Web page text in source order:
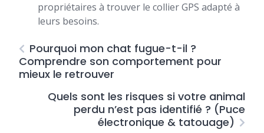
propriétaires à trouver le collier GPS adapté à
leurs besoins.
Pourquoi mon chat fugue-t-il ?
Comprendre son comportement pour
mieux le retrouver
Quels sont les risques si votre animal
perdu n’est pas identifié ? (Puce
électronique & tatouage)